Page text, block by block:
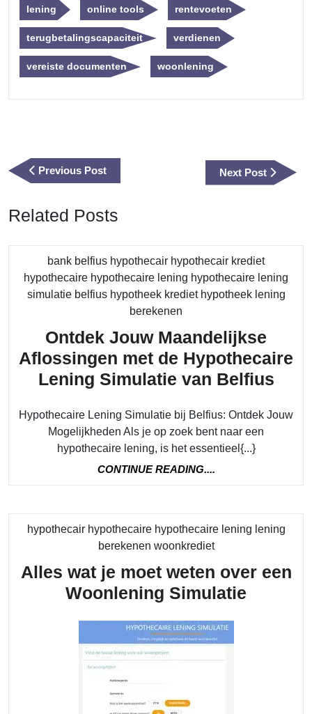
lening online tools rentevoeten
terugbetalingscapaciteit verdienen
vereiste documenten woonlening
Previous PostPrevious
Post
Next Post
Next
Post
Related Posts
bank belfius hypothecair hypothecair krediet
hypothecaire hypothecaire lening hypothecaire lening
simulatie belfius hypotheek krediet hypotheek lening
berekenen
Ontdek Jouw Maandelijkse
Aflossingen met de Hypothecaire
Lening Simulatie van Belfius
van
Hypothecaire Lening Simulatie bij Belfius: Ontdek Jouw
Mogelijkheden Als je op zoek bent naar een
hypothecaire lening, is het essentieel{...}
CONTINUE READING....
hypothecair hypothecaire hypothecaire lening lening
berekenen woonkredietCategory
Alles wat je moet weten over een
Woonlening Simulatie